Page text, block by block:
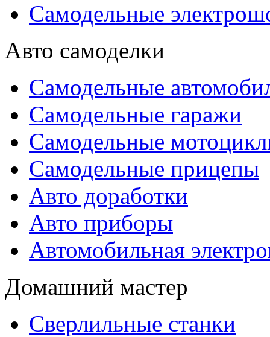
Самодельные
Авто самоделки
Самодельные
Самодельные гаражи
Самодельные
Самодельные прицепы
Авто доработки
Авто приборы
Автомобильная
Домашний мастер
Сверлильные станки